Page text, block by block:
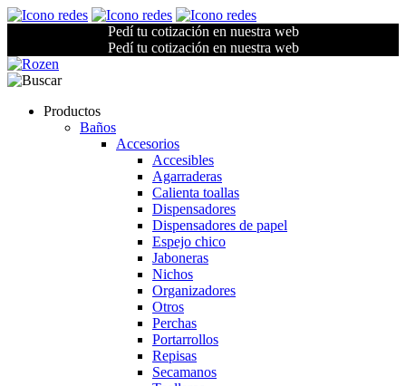
Pedí tu cotización en nuestra web
Pedí tu cotización en nuestra web
Productos
Baños
Accesorios
Accesibles
Agarraderas
Calienta toallas
Dispensadores
Dispensadores de papel
Espejo chico
Jaboneras
Nichos
Organizadores
Otros
Perchas
Portarrollos
Repisas
Secamanos